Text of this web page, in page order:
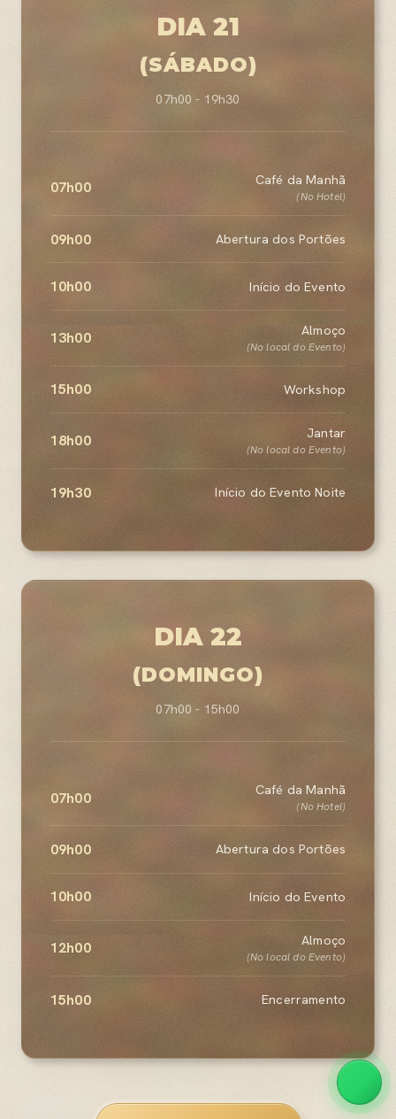
DIA 21
(SÁBADO)
07h00 - 19h30
07h00 Café da Manhã
(No Hotel)
09h00 Abertura dos Portões
10h00 Início do Evento
13h00 Almoço
(No local do Evento)
15h00 Workshop
18h00 Jantar
(No local do Evento)
19h30 Início do Evento Noite
DIA 22
(DOMINGO)
07h00 - 15h00
07h00 Café da Manhã
(No Hotel)
09h00 Abertura dos Portões
10h00 Início do Evento
12h00 Almoço
(No local do Evento)
15h00 Encerramento